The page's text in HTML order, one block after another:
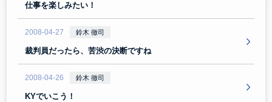
仕事を楽しみたい！
2008-04-27 鈴木 徹司
裁判員だったら、苦渋の決断ですね
2008-04-26 鈴木 徹司
KYでいこう！